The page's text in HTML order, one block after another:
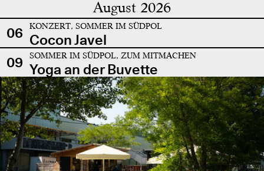
August 2026
06 KONZERT, SOMMER IM SÜDPOL
Cocon Javel
09
SOMMER IM SÜDPOL, ZUM MITMACHEN
Yoga an der Buvette